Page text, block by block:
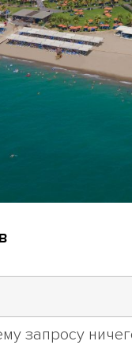
запросу